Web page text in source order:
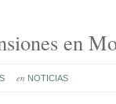
en
en NOTICIAS